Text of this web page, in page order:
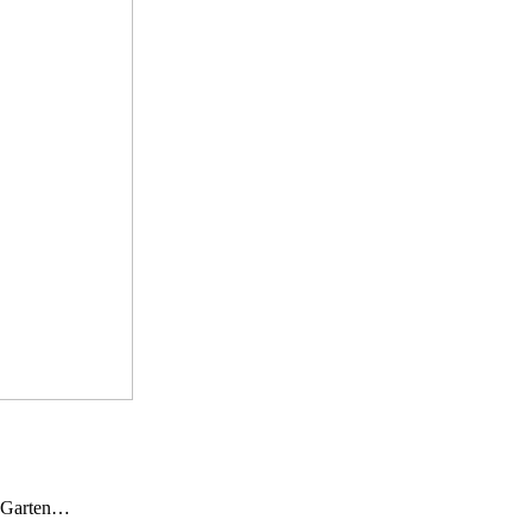
Garten…